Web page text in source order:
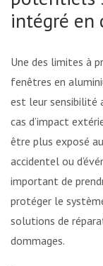
intégré en
Une des limites à
fenêtres en
est leur sensibilité
cas d’impact
être plus exposé
accidentel ou
important de
protéger le
solutions de
dommages.